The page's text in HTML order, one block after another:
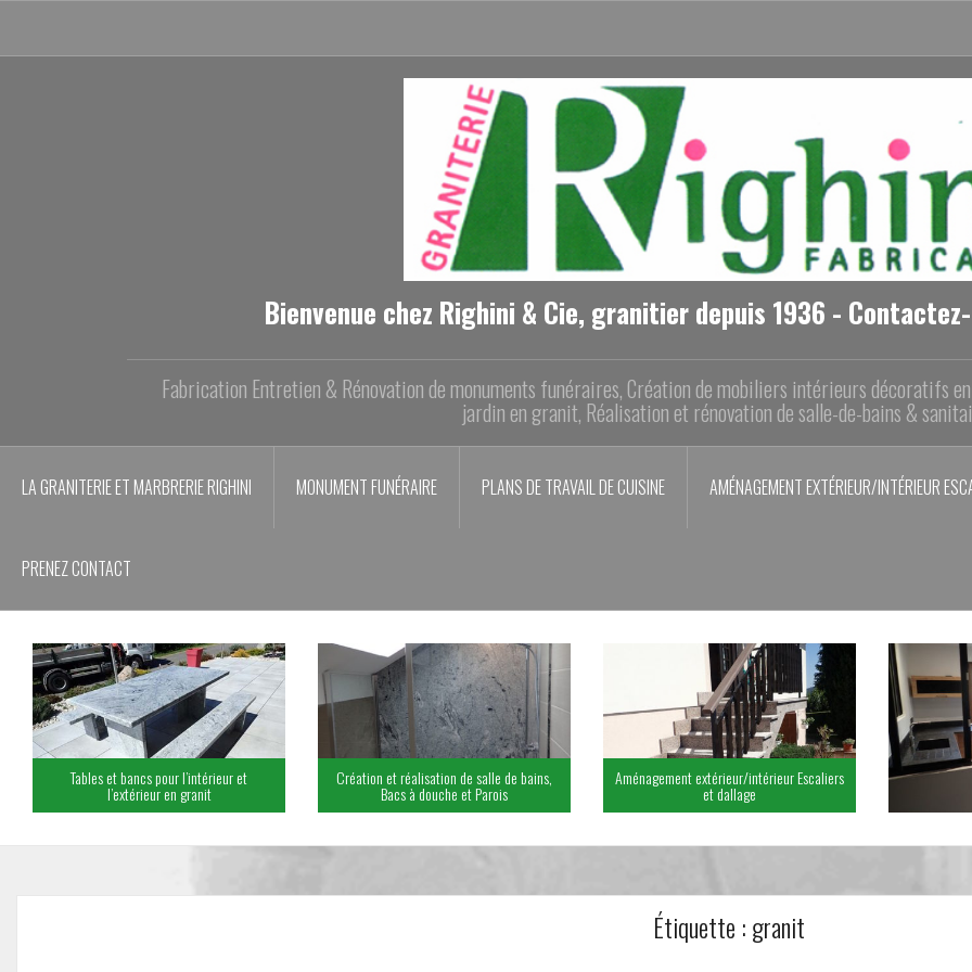
contenu
Bienvenue chez Righini & Cie, granitier depuis 1936 -
Fabrication Entretien & Rénovation de monuments funéraires, Création de mobiliers intérieurs décoratifs
jardin en granit, Réalisation et rénovation de salle-de-bains &
LA GRANITERIE ET MARBRERIE RIGHINI MONUMENT FUNÉRAIRE PLANS DE TRAVAIL DE CUISINE AMÉNAGEMENT EXTÉRIEUR/INTÉRIEUR
PRENEZ CONTACT
Tables et bancs pour l’intérieur et
l’extérieur en granit
Création et réalisation de salle de bains,
Bacs à douche et Parois
Aménagement extérieur/intérieur Escaliers
et dallage
Étiquette :granit